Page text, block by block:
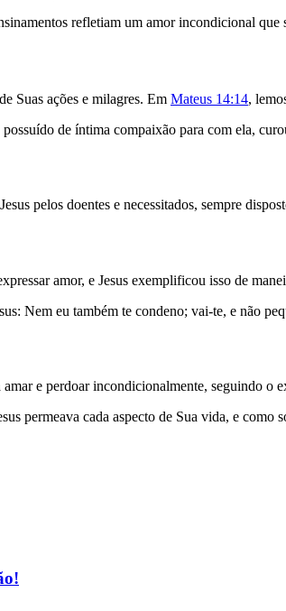
refletiam um amor incondicional
Suas ações e milagres. Em Mateus 14:14,
possuído de íntima compaixão para com ela,
pelos doentes e necessitados, sempre
amor, e Jesus exemplificou isso de
: Nem eu também te condeno; vai-te, e não
e perdoar incondicionalmente, seguindo o
permeava cada aspecto de Sua vida, e